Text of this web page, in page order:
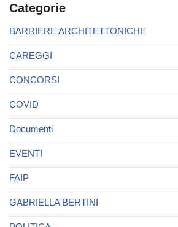
Categorie
BARRIERE ARCHITETTONICHE
CAREGGI
CONCORSI
COVID
Documenti
EVENTI
FAIP
GABRIELLA BERTINI